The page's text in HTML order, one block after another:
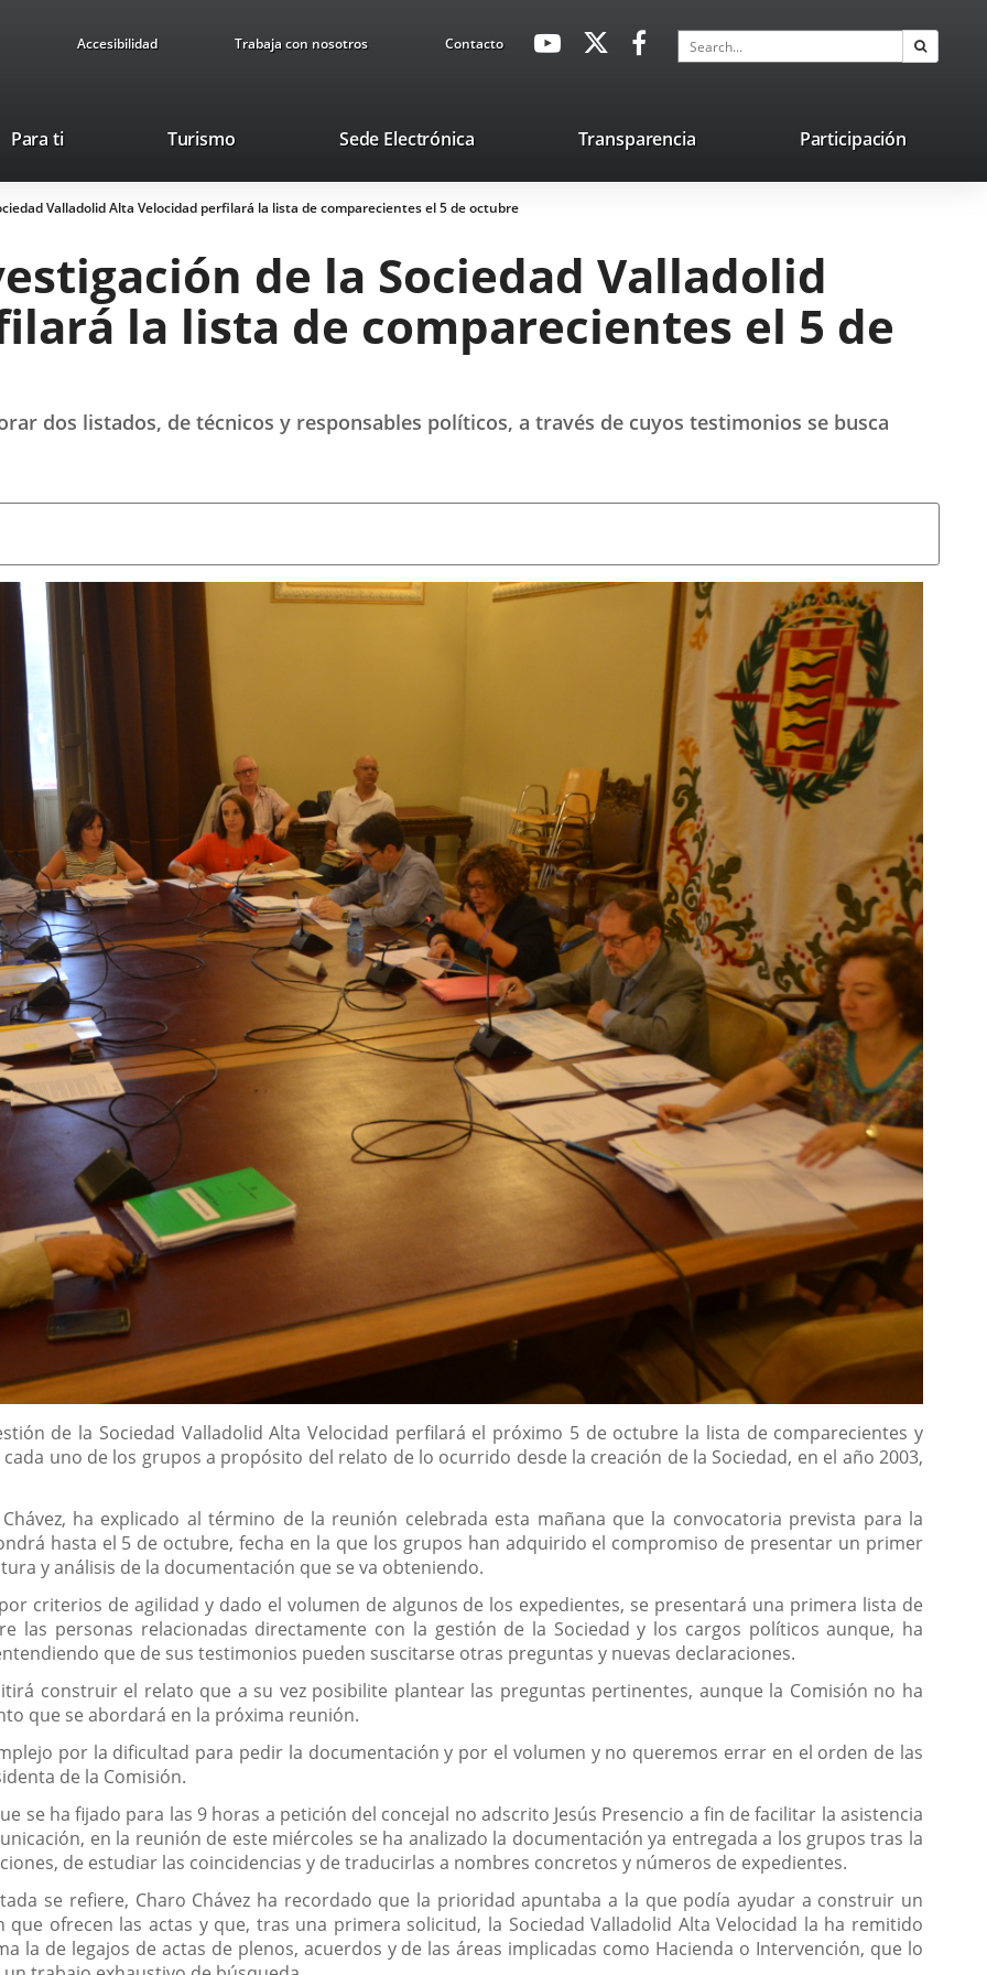
Accesibilidad Trabaja con nosotros ContactoavaHeaderSocial
Link
Link
application.
application.
Search
Para ti TurismoThis
will
open
pop-
up
window.
Sede ElectrónicaLink
external
application.
Transparencia Participación
Valladolid Alta Velocidad perfilará la lista de comparecientes el 5 de octubre
de la Sociedad Valladolid
la lista de comparecientes el 5 de
dos listados, de técnicos y responsables políticos, a través de cuyos testimonios se busca
de la Sociedad Valladolid Alta Velocidad perfilará el próximo 5 de octubre la lista de comparecientes y
uno de los grupos a propósito del relato de lo ocurrido desde la creación de la Sociedad, en el año 2003,
ha explicado al término de la reunión celebrada esta mañana que la convocatoria prevista para la
hasta el 5 de octubre, fecha en la que los grupos han adquirido el compromiso de presentar un primer
y análisis de la documentación que se va obteniendo.
criterios de agilidad y dado el volumen de algunos de los expedientes, se presentará una primera lista de
las personas relacionadas directamente con la gestión de la Sociedad y los cargos políticos aunque, ha
que de sus testimonios pueden suscitarse otras preguntas y nuevas declaraciones.
construir el relato que a su vez posibilite plantear las preguntas pertinentes, aunque la Comisión no ha
que se abordará en la próxima reunión.
por la dificultad para pedir la documentación y por el volumen y no queremos errar en el orden de las
de la Comisión.
se ha fijado para las 9 horas a petición del concejal no adscrito Jesús Presencio a fin de facilitar la asistencia
en la reunión de este miércoles se ha analizado la documentación ya entregada a los grupos tras la
de estudiar las coincidencias y de traducirlas a nombres concretos y números de expedientes.
se refiere, Charo Chávez ha recordado que la prioridad apuntaba a la que podía ayudar a construir un
ofrecen las actas y que, tras una primera solicitud, la Sociedad Valladolid Alta Velocidad la ha remitido
la de legajos de actas de plenos, acuerdos y de las áreas implicadas como Hacienda o Intervención, que lo